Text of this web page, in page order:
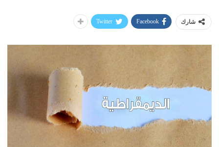
شارك Facebook
Twitter